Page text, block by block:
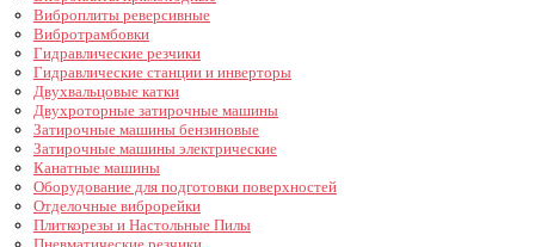
Виброплиты реверсивные
Вибротрамбовки
Гидравлические резчики
Гидравлические станции и инверторы
Двухвальцовые катки
Двухроторные затирочные машины
Затирочные машины бензиновые
Затирочные машины электрические
Канатные машины
Оборудование для подготовки поверхностей
Отделочные виброрейки
Плиткорезы и Настольные Пилы